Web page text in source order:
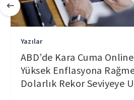
Yazılar
ABD’de Kara Cuma
Yüksek Enflasyona
Dolarlık Rekor Seviyeye